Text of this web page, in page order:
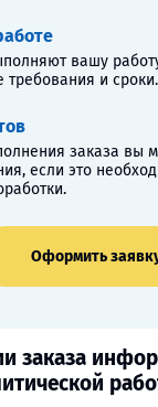
вашу
требования и сроки.
заказа вы
если это
Оформить
заказа